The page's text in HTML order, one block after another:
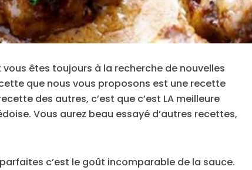
êtes toujours à la recherche de nouvelles
que nous vous proposons est une recette
des autres, c’est que c’est LA meilleure
Vous aurez beau essayé d’autres recettes,
c’est le goût incomparable de la sauce.